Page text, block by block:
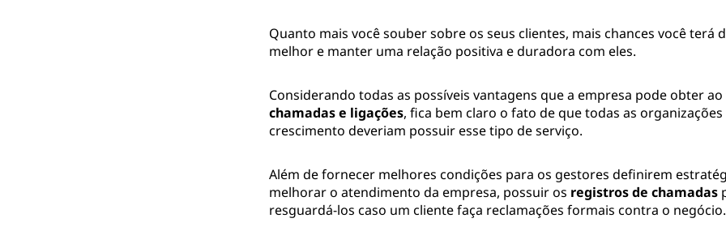
Quanto mais você souber sobre os seus clientes, mais chances você terá
melhor e manter uma relação positiva e duradora com eles.
Considerando todas as possíveis vantagens que a empresa pode obter ao
chamadas e ligações, fica bem claro o fato de que todas as organizações
crescimento deveriam possuir esse tipo de serviço.
Além de fornecer melhores condições para os gestores definirem
melhorar o atendimento da empresa, possuir os registros de chamadas
resguardá-los caso um cliente faça reclamações formais contra o negócio.